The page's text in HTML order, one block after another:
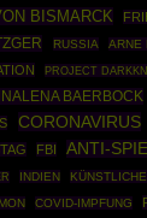
BISMARCK
RUSSIA ARNE
PROJECT
BAERBOCK
CORONAVIRUS
FBI ANTI-
INDIEN
COVID-IMPFUNG